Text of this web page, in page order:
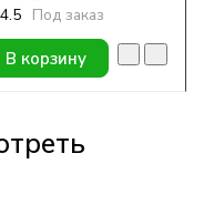
Combo
4.5 Под заказ
В корзину